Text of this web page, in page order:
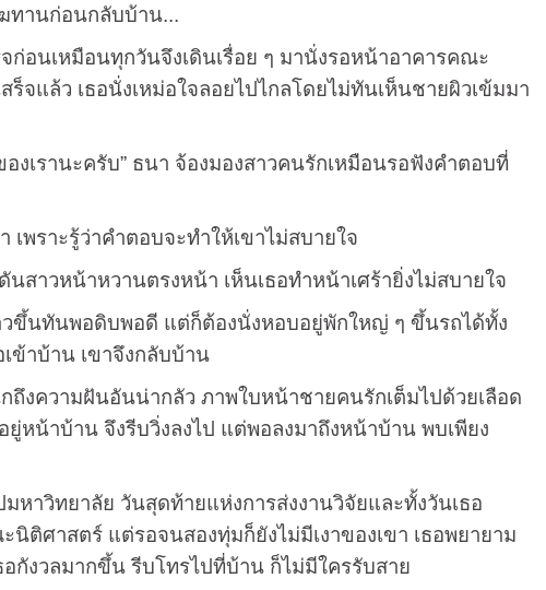
ทานก่อนกลับบ้าน...
นเหมือนทุกวันจึงเดินเรื่อย ๆ มานั่งรอหน้าอาคารคณะ
จแล้ว เธอนั่งเหม่อใจลอยไปไกลโดยไม่ทันเห็นชายผิวเข้มมา
านะครับ” ธนา จ้องมองสาวคนรักเหมือนรอฟังคำตอบที่
ราะรู้ว่าคำตอบจะทำให้เขาไม่สบายใจ
าวหน้าหวานตรงหน้า เห็นเธอทำหน้าเศร้ายิ่งไม่สบายใจ
นทันพอดิบพอดี แต่ก็ต้องนั่งหอบอยู่พักใหญ่ ๆ ขึ้นรถได้ทั้ง
ข้าบ้าน เขาจึงกลับบ้าน
ความฝันอันน่ากลัว ภาพใบหน้าชายคนรักเต็มไปด้วยเลือด
หน้าบ้าน จึงรีบวิ่งลงไป แต่พอลงมาถึงหน้าบ้าน พบเพียง
ทยาลัย วันสุดท้ายแห่งการส่งงานวิจัยและทั้งวันเธอ
ติศาสตร์ แต่รอจนสองทุ่มก็ยังไม่มีเงาของเขา เธอพยายาม
อกังวลมากขึ้น รีบโทรไปที่บ้าน ก็ไม่มีใครรับสาย